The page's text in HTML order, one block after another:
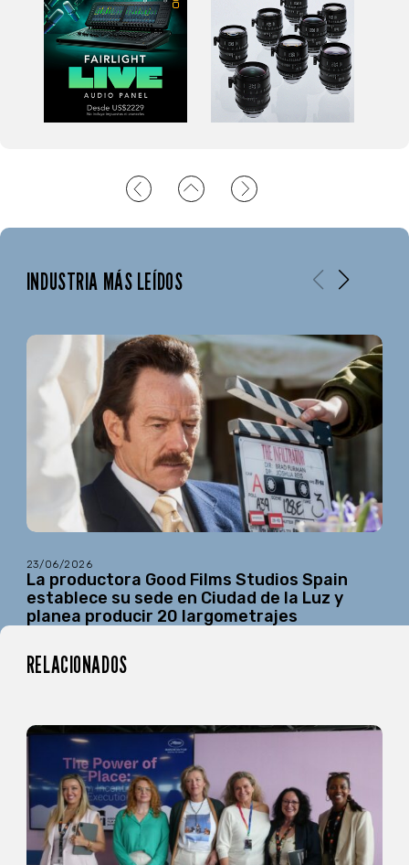
INDUSTRIA MÁS LEÍDOS
23/06/2026
La productora Good Films Studios Spain
establece su sede en Ciudad de la Luz y
planea producir 20 largometrajes
RELACIONADOS